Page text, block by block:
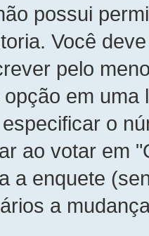
possui
Você
pelo
em
o
ao votar em
a enquete
a